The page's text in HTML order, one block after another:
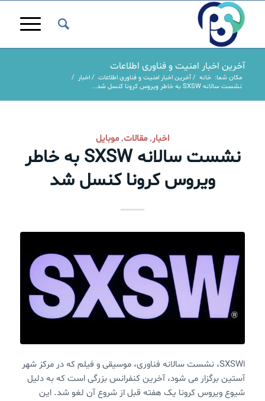
آخرین اخبار امنیت و فناوری اطلاعات
مکان شما: خانه / آخرین اخبار امنیت و فناوری اطلاعات / اخبار /
نشست سالانه SXSW به خاطر ویروس کرونا کنسل شد...
اخبار,مقالات,موبایل
نشست سالانه SXSW به خاطر
ویروس کرونا کنسل شد
اSXSW، نشست سالانه فناوری، موسیقی و فیلم که در مرکز شهر
آستین برگزار می شود، آخرین کنفرانس بزرگی است که به دلیل
شیوع ویروس کرونا یک هفته قبل از شروع آن لغو شد. این